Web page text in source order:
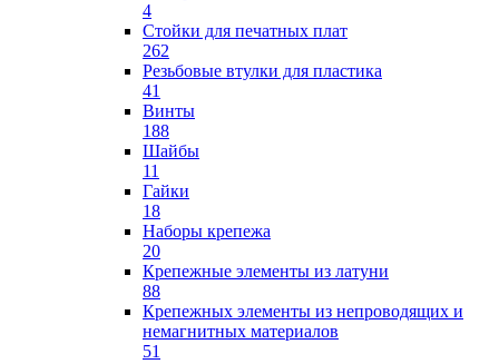
4
Стойки для печатных плат
262
Резьбовые втулки для пластика
41
Винты
188
Шайбы
11
Гайки
18
Наборы крепежа
20
Крепежные элементы из латуни
88
Крепежных элементы из непроводящих и
немагнитных материалов
51